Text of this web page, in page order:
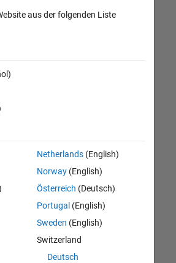
and Toolsaus der folgenden Liste
Netherlands(English)
Norway(English)
Österreich (Deutsch)
Portugal (English)
Sweden (English)
Switzerland
Deutsch